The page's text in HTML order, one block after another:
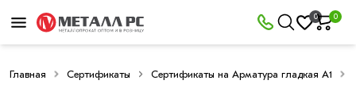
0 0
Главная Сертификаты Сертификаты на Арматура гладкая А1